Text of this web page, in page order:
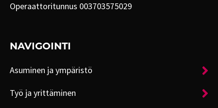
Operaattoritunnus 003703575029
NAVIGOINTI
Asuminen ja ympäristö
Työ ja yrittäminen